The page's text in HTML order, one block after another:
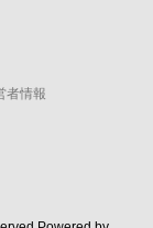
者情報